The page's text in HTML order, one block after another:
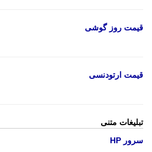
قیمت روز گوشی
قیمت ارتودنسی
تبلیغات متنی
سرور HP